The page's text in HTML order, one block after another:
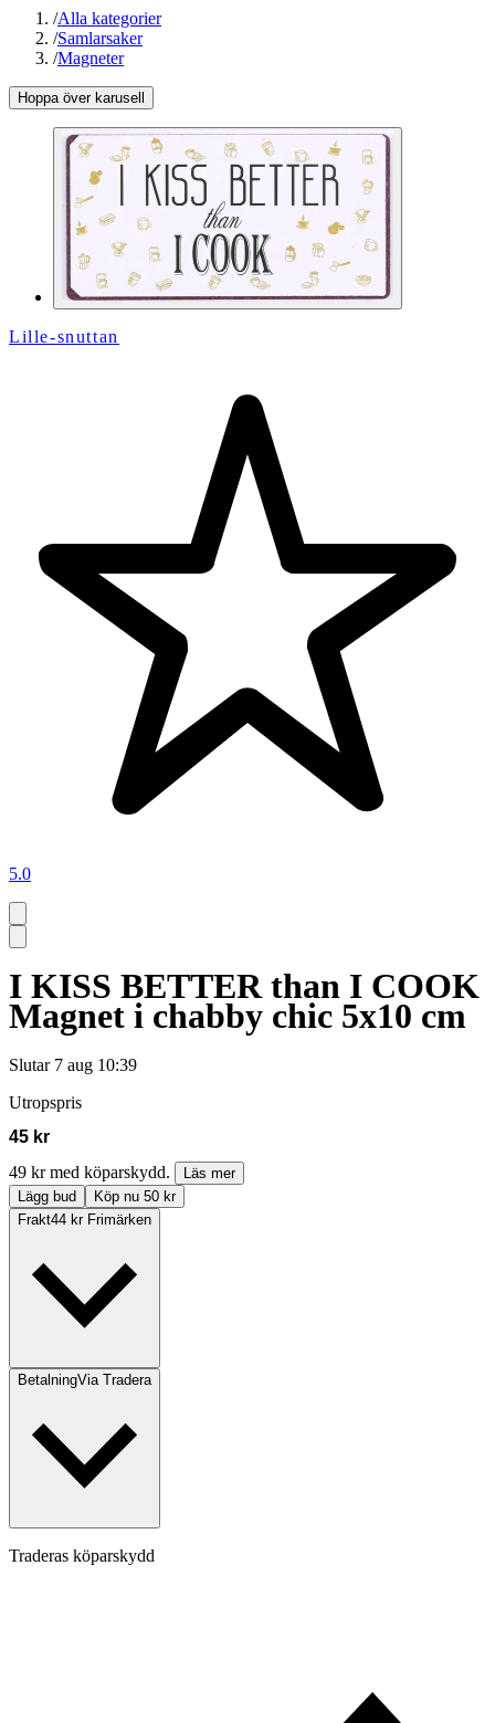
/Alla kategorier
/Samlarsaker
/Magneter
Hoppa över karusell
Lille-snuttan
5.0
I KISS BETTER than I COOK
Magnet i chabby chic 5x10 cm
Slutar 7 aug 10:39
Utropspris
45 kr
49 kr med köparskydd.
Läs mer
Lägg bud
Köp nu 50 kr
Frakt44 kr Frimärken
BetalningVia Tradera
Traderas köparskydd